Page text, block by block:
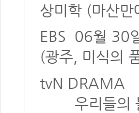
상미학 (마산
EBS
06월 30
(광주, 미식의
tvN DRAMA
우리들의